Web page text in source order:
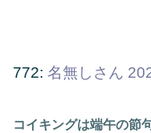
772: 名無しさん
コイキングは端午の節